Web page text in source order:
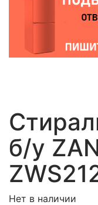
б/у
Нет в наличии